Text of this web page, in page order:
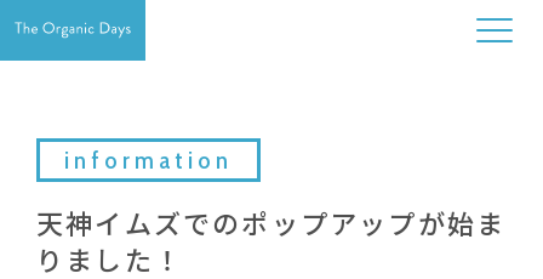
information
天神イムズでのポップアップが始ま
りました！